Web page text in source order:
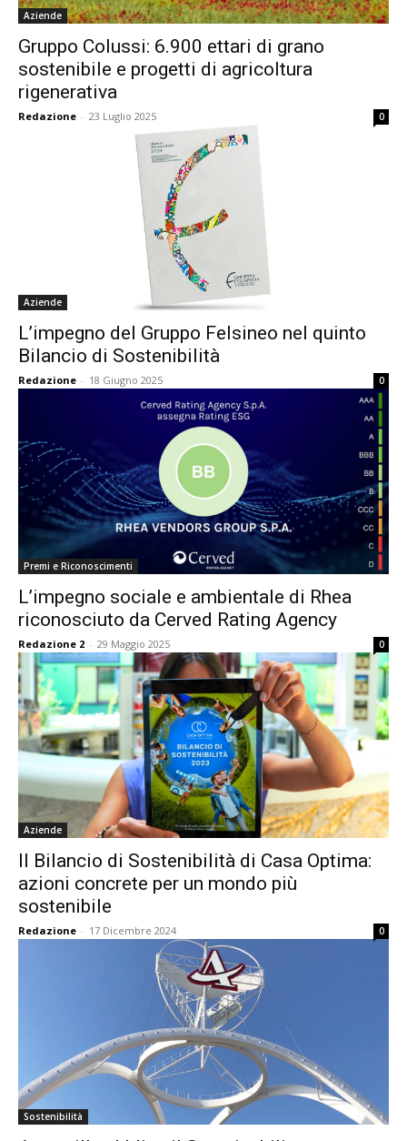
Aziende
Gruppo Colussi: 6.900 ettari di grano
sostenibile e progetti di agricoltura
rigenerativa
Redazione - 23 Luglio 2025 0
Aziende
L’impegno del Gruppo Felsineo nel quinto
Bilancio di Sostenibilità
Redazione - 18 Giugno 2025 0
Premi e Riconoscimenti
L’impegno sociale e ambientale di Rhea
riconosciuto da Cerved Rating Agency
Redazione 2 - 29 Maggio 2025 0
Aziende
Il Bilancio di Sostenibilità di Casa Optima:
azioni concrete per un mondo più
sostenibile
Redazione - 17 Dicembre 2024 0
Sostenibilità